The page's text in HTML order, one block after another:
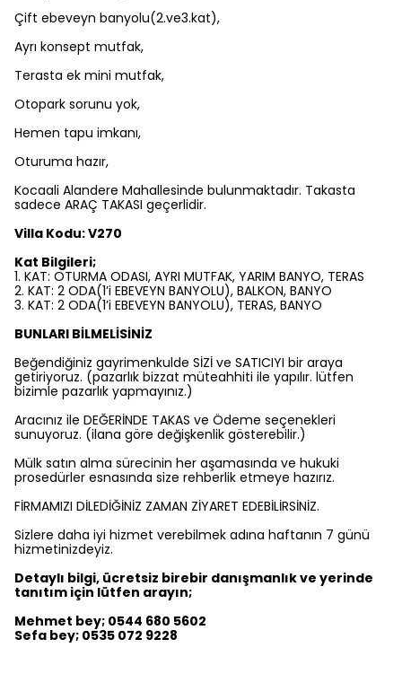
Çift ebeveyn banyolu(2.ve3.kat),
Ayrı konsept mutfak,
Terasta ek mini mutfak,
Otopark sorunu yok,
Hemen tapu imkanı,
Oturuma hazır,
Kocaali Alandere Mahallesinde bulunmaktadır. Takasta
sadece ARAÇ TAKASI geçerlidir.
Villa Kodu: V270
Kat Bilgileri;
1. KAT: OTURMA ODASI, AYRI MUTFAK, YARIM BANYO, TERAS
2. KAT: 2 ODA(1’i EBEVEYN BANYOLU), BALKON, BANYO
3. KAT: 2 ODA(1’i EBEVEYN BANYOLU), TERAS, BANYO
BUNLARI BİLMELİSİNİZ
Beğendiğiniz gayrimenkulde SİZİ ve SATICIYI bir araya
getiriyoruz. (pazarlık bizzat müteahhiti ile yapılır. lütfen
bizimle pazarlık yapmayınız.)
Aracınız ile DEĞERİNDE TAKAS ve Ödeme seçenekleri
sunuyoruz. (ilana göre değişkenlik gösterebilir.)
Mülk satın alma sürecinin her aşamasında ve hukuki
prosedürler esnasında size rehberlik etmeye hazırız.
FİRMAMIZI DİLEDİĞİNİZ ZAMAN ZİYARET EDEBİLİRSİNİZ.
Sizlere daha iyi hizmet verebilmek adına haftanın 7 günü
hizmetinizdeyiz.
Detaylı bilgi, ücretsiz birebir danışmanlık ve yerinde
tanıtım için lütfen arayın;
Mehmet bey; 0544 680 5602
Sefa bey; 0535 072 9228